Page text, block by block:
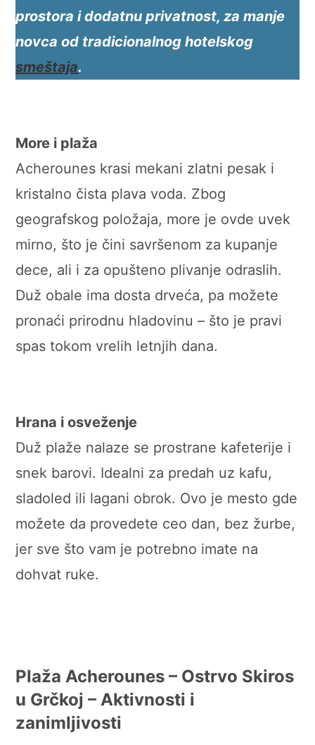
prostora i dodatnu privatnost, za manje
novca od tradicionalnog hotelskog
smeštaja.
More i plaža
Acherounes krasi mekani zlatni pesak i
kristalno čista plava voda. Zbog
geografskog položaja, more je ovde uvek
mirno, što je čini savršenom za kupanje
dece, ali i za opušteno plivanje odraslih.
Duž obale ima dosta drveća, pa možete
pronaći prirodnu hladovinu – što je pravi
spas tokom vrelih letnjih dana.
Hrana i osveženje
Duž plaže nalaze se prostrane kafeterije i
snek barovi. Idealni za predah uz kafu,
sladoled ili lagani obrok. Ovo je mesto gde
možete da provedete ceo dan, bez žurbe,
jer sve što vam je potrebno imate na
dohvat ruke.
Plaža Acherounes – Ostrvo Skiros
u Grčkoj –Aktivnosti i
zanimljivosti